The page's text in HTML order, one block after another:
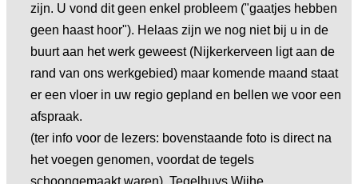
zijn. U vond dit geen enkel probleem ("gaatjes hebben
geen haast hoor"). Helaas zijn we nog niet bij u in de
buurt aan het werk geweest (Nijkerkerveen ligt aan de
rand van ons werkgebied) maar komende maand staat
er een vloer in uw regio gepland en bellen we voor een
afspraak.
(ter info voor de lezers: bovenstaande foto is direct na
het voegen genomen, voordat de tegels
schoongemaakt waren). Tegelhuys Wijhe